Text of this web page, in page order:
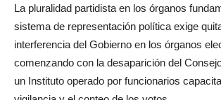
La pluralidad partidista en los órganos
sistema de representación política exige
interferencia del Gobierno en los órganos
comenzando con la desaparición del
un Instituto operado por funcionarios